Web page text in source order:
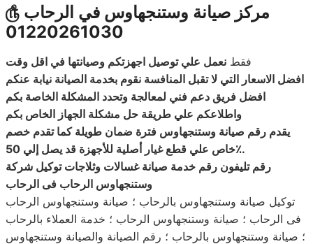
مركز صيانة وستنجهاوس في الرحاب ௹
01220261030
فقط نعمل علي توصيل اجهزتكم وصيانتها في اقل وقت
افضل الاسعار التي لا تقبل المنافسة نقوم بخدمة الصيانة نيابة عنكم
افضل فريق دعم فني لمعالجة وتحدد المشكلة الخاصة بكم
واطلاعكم علي طريقة حل مشكلة الجهاز الخاص بكم
يقدم رقم صيانة وستنجهاوس فترة ضمان طويلة كما تقدم خصم
خاص علي قطع غيار أصلية للأجهزة قد يصل إلي 50٪.
رقم تليفون رقم خدمة صيانة غسالات وثلاجات توكيل شركة
وستنجهاوس الرحاب فى الرحاب
توكيل صيانة وستنجهاوس بالرحاب ؛ صيانة وستنجهاوس الرحاب
فى الرحاب ؛ صيانة وستنجهاوس الرحاب ؛ خدمة العملاء بالرحاب
؛ صيانة وستنجهاوس بالرحاب ؛ رقم الصيانة والصيانة وستنجهاوس